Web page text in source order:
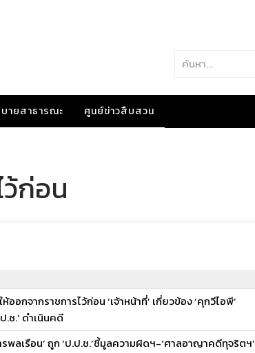
ายสาธารณะ ศูนย์ข่าวสืบสวน
ก่อน
อกจากราชการไว้ก่อน ‘เจ้าหน้าที่’ เกี่ยวข้อง ‘คุกวีไอพี’
.ช.’ ดำเนินคดี
พลเรือน’ ถูก ‘ป.ป.ช.’ชี้มูลความผิดฯ-‘ศาลอาญาคดีทุจริตฯ’